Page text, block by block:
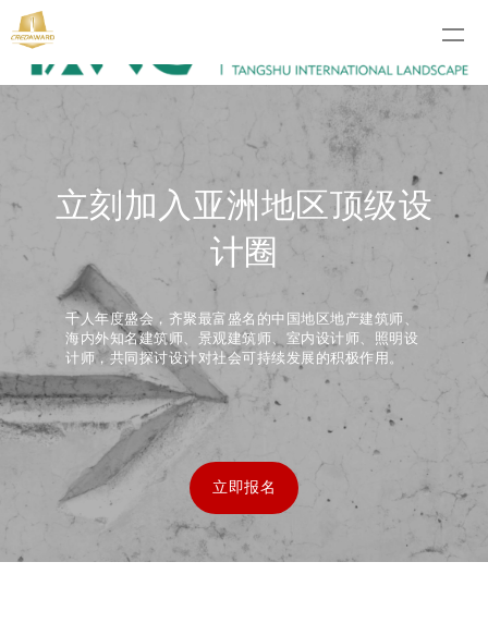
立刻加入亚洲地区顶级设
计圈
千人年度盛会，齐聚最富盛名的中国地区地产建筑师、
海内外知名建筑师、景观建筑师、室内设计师、照明设
计师，共同探讨设计对社会可持续发展的积极作用。
立即报名